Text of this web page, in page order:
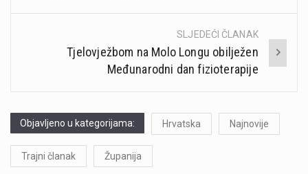
SLJEDEĆI ČLANAK
Tjelovježbom na Molo Longu obilježen
Međunarodni dan fizioterapije
Objavljeno u kategorijama: Hrvatska Najnovije
Trajni članak Županija